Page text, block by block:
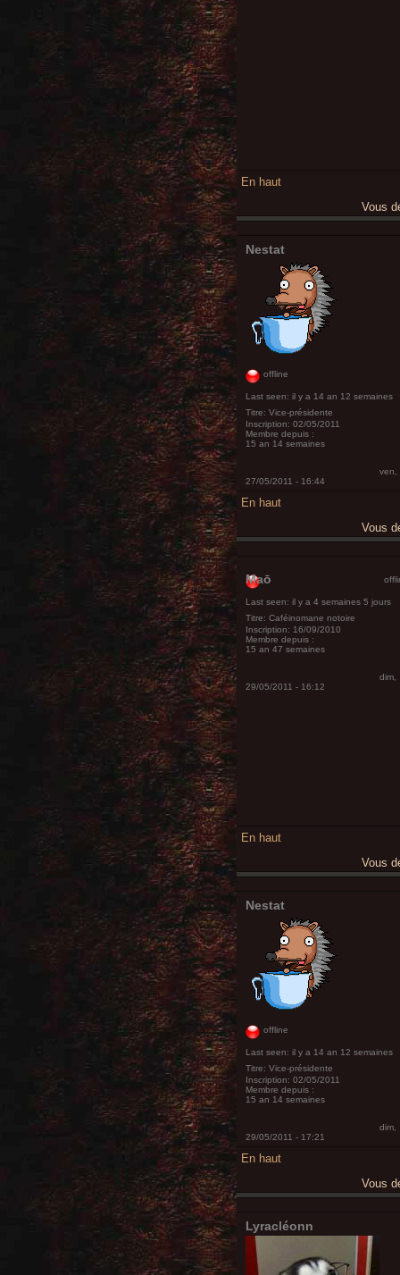
En haut
Vous
Nestat
offline
Last seen: il y a 14 an 12 semaines
Titre: Vice-présidente
Inscription: 02/05/2011
Membre depuis :
15 an 14 semaines
ven,
27/05/2011 - 16:44
En haut
Vous
Maō
Last seen: il y a 4 semaines 5 jours
Titre: Caféinomane notoire
Inscription: 16/09/2010
Membre depuis :
15 an 47 semaines
dim,
29/05/2011 - 16:12
En haut
Vous
Nestat
offline
Last seen: il y a 14 an 12 semaines
Titre: Vice-présidente
Inscription: 02/05/2011
Membre depuis :
15 an 14 semaines
dim,
29/05/2011 - 17:21
En haut
Vous
Lyracléonn